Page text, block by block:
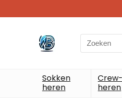
Search
for:
Sokken
heren
heren